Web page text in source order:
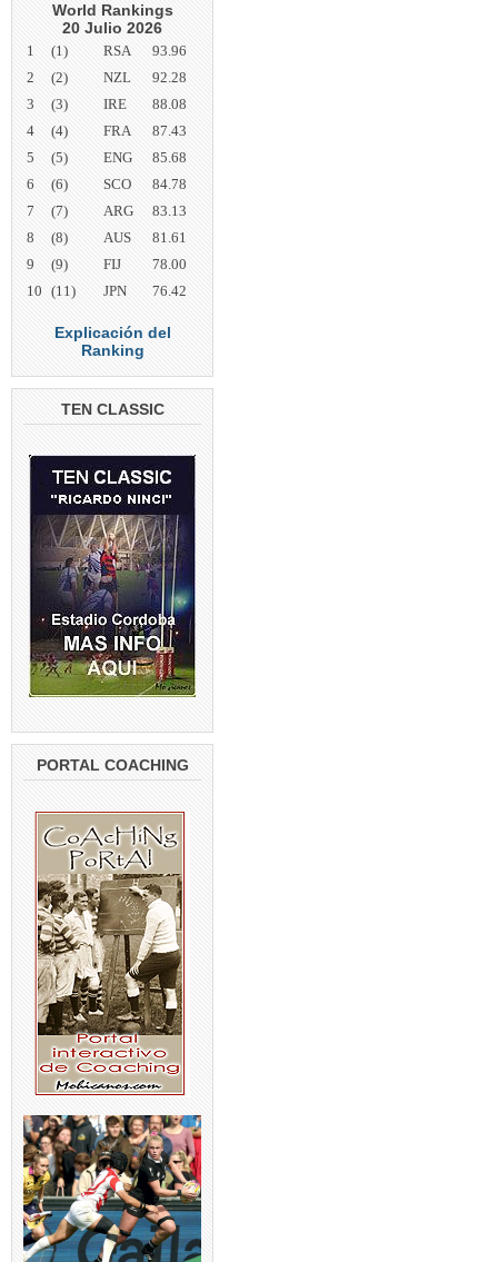
World Rankings
20 Julio 2026
1 (1) RSA
93.96
2
(2) NZL
92.28
3
(3) IRE
88.08
4
(4) FRA
87.43
5
(5) ENG
85.68
6
(6) SCO
84.78
7
(7) ARG
83.13
8
(8) AUS
81.61
9
(9) FIJ
78.00
10 (11) JPN 76.42
Explicación del
Ranking
TEN CLASSIC
PORTAL COACHING